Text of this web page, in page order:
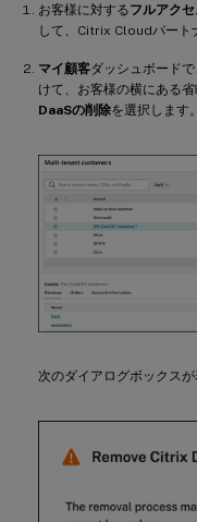
お客様に対するフルアクセ
して、Citrix Cloudパート
マイ顧客ダッシュボードで
けて、お客様の横にある
DaaSの削除を選択します。
次のダイアログボックスが